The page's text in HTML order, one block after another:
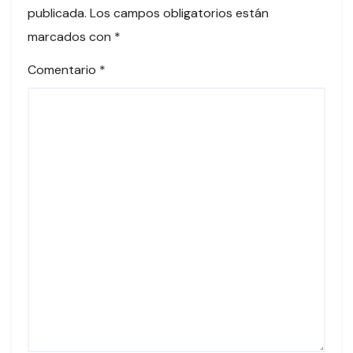
publicada. Los campos obligatorios están
marcados con *
Comentario *